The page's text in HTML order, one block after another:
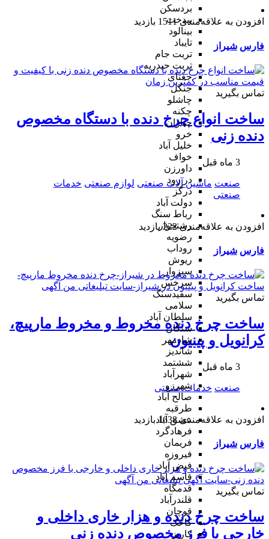
بردسکن
بیدخت
بینالود
تایباد
تربت جام
تربت حیدریه
جغتای
جنگل
چاشلو
چکنه
چناران
خرو
خلیل آباد
خواف
داورزن
در رود
درگز
دولت آباد
رباط سنگ
رشتخوار
رضویه
روداب
ریوش
سبزوار
سرخس
سفیدسنگ
سلامی
سلطان آباد
سنگان
شادمهر
شاندیز
ششتمد
شهرآباد
شهرزو
صالح آباد
طرقبه
عشق آباد
فرهادگرد
فریمان
فیروزه
فیض آباد
قاسم آباد
قدمگاه
قلندرآباد
قوچان
کاخک
کاریز
افزودن به علاقه‌مندی 1511 بازدید
فارس شیراز
تماس بگیرید
ساخت انواع چرخ دنده با دستگاه مخصوص
دنده زنی
3 ماه قبل
صنعت ماشین آلات صنعتی لوازم صنعتی خدمات
صنعتی
افزودن به علاقه‌مندی 222 بازدید
فارس شیراز
تماس بگیرید
ساخت چرخ دنده مخروط و مخروط مارپیچ،
کرانویل و پینیون
3 ماه قبل
صنعت خدمات صنعتی
افزودن به علاقه‌مندی 1638 بازدید
فارس شیراز
تماس بگیرید
ساخت چرخ دنده و هزار خاری داخلی و
خارجی با فرز مخصوص دنده زنی